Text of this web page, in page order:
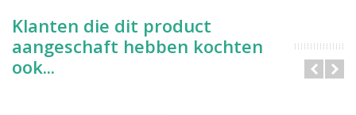
Klanten die dit product
aangeschaft hebben kochten
ook...